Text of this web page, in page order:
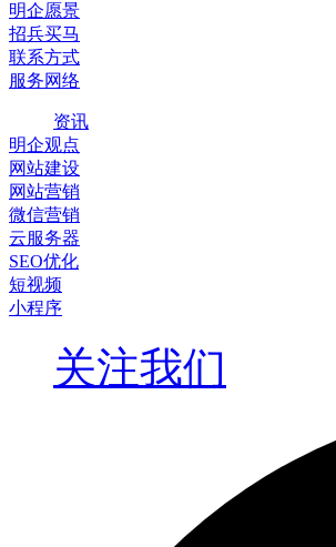
明企愿景
招兵买马
联系方式
服务网络
资讯
明企观点
网站建设
网站营销
微信营销
云服务器
SEO优化
短视频
小程序
关注我们